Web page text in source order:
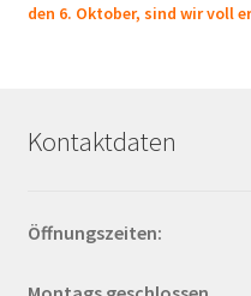
den 6. Oktober, sind wir voll
Kontaktdaten
Öffnungszeiten: